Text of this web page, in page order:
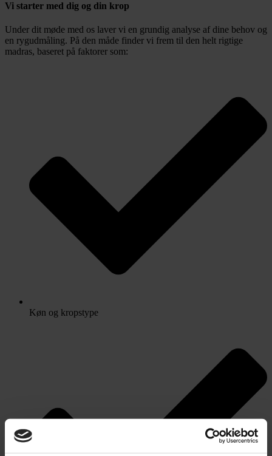
Vi starter med dig og din krop
Under dit møde med os laver vi en grundig analyse af dine behov og
en rygudmåling. På den måde finder vi frem til den helt rigtige
madras, baseret på faktorer som:
Køn og kropstype